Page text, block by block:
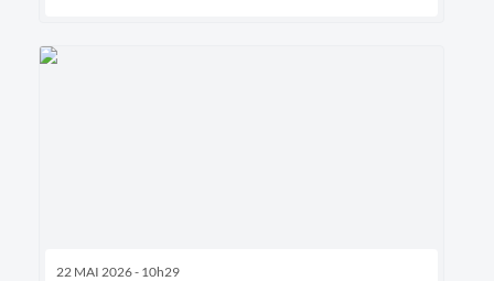
22 MAI 2026 - 10h29